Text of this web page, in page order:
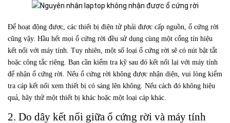
Để hoạt động được, các thiết bị điện tử phải được cấp nguồn, ổ cứng rời
cũng vậy. Hầu hết mọi ổ cứng rời đều sử dụng cùng một cổng tín hiệu
kết nối với máy tính. Tuy nhiên, một số loại ổ cứng rời sẽ có nút bật tắt
hoặc công tắc riêng. Bạn cần kiểm tra kỹ sau đó kết nối lại với máy tính
để nhận ổ cứng rời. Nếu ổ cứng rời không được nhận diện, vui lòng kiểm
tra cáp kết nối xem thiết bị có sáng lên không. Nếu cách đó không hiệu
quả, hãy thử một thiết bị khác hoặc một loại cáp khác.
2. Do dây kết nối giữa ổ cứng rời và máy tính